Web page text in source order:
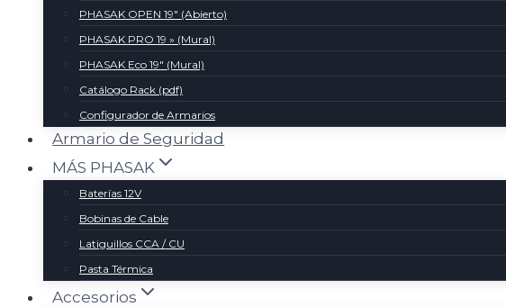
PHASAK OPEN 19″ (Abierto)
PHASAK PRO 19 » (Mural)
PHASAK Eco 19″ (Mural)
Catálogo Rack (pdf)
Configurador de Armarios
Armario de Seguridad
MÁS PHASAK
Baterías 12V
Bobinas de Cable
Latiguillos CCA / CU
Pasta Térmica
Accesorios